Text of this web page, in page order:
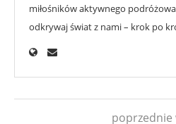
miłośników aktywnego
odkrywaj świat z nami – krok po
poprzednie